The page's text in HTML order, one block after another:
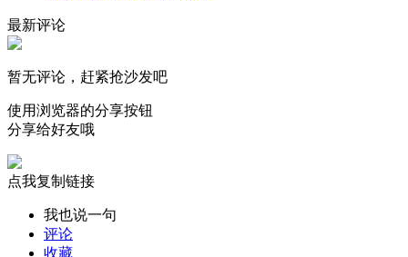
最新评论
暂无评论，赶紧抢沙发吧
使用浏览器的分享按钮
分享给好友哦
点我复制链接
我也说一句
评论
收藏